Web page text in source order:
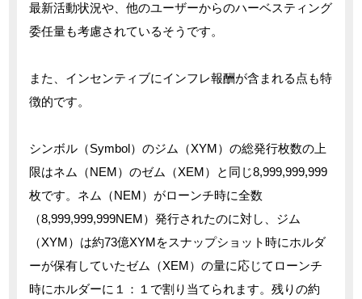
最新活動状況や、他のユーザーからのハーベスティング
委任量も考慮されているそうです。
また、インセンティブにインフレ報酬が含まれる点も特
徴的です。
シンボル（Symbol）のジム（XYM）の総発行枚数の上
限はネム（NEM）のゼム（XEM）と同じ8,999,999,999
枚です。ネム（NEM）がローンチ時に全数
（8,999,999,999NEM）発行されたのに対し、ジム
（XYM）は約73億XYMをスナップショット時にホルダ
ーが保有していたゼム（XEM）の量に応じてローンチ
時にホルダーに１：１で割り当てられます。残りの約